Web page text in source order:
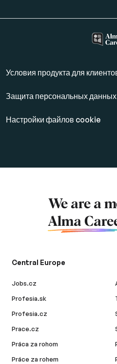
Условия продукта для
Защита персональных данных
Настройки файлов cookie
We are a
Alma
Central Europe
Jobs.cz
Profesia.sk
Profesia.cz
Prace.cz
Práca za rohom
Práce za rohem